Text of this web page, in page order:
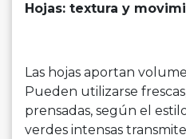
Hojas: textura y
Las hojas aportan
Pueden utilizarse
prensadas, según el
verdes intensas